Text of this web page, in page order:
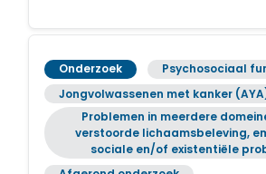
Onderzoek
Psychosociaal
Jongvolwassenen met kanker
Problemen in meerdere
verstoorde lichaamsbeleving,
sociale en/of existentiële